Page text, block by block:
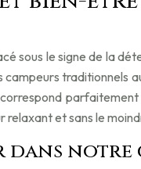
sous le signe de la
et sans le
dans